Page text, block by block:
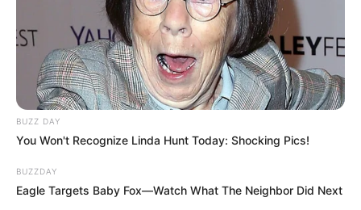
Arrivée du Quinté du jour, qui est le
gagnant du SUPER HANDICAP DE
RÉOUVERTURE ?
3 – 1 – 7 – 5 – 12
Quinté+ PMU à Longchamp : Purple Lion
parisien
BUZZ DAY
You Won't Recognize Linda Hunt Today: Shocking Pics!
BUZZDAY
Eagle Targets Baby Fox—Watch What The Neighbor Did Next